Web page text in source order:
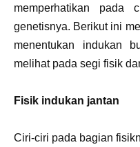
memperhatikan
genetisnya. Berikut ini
menentukan indukan
melihat pada segi fisik
Fisik indukan jantan
Ciri-ciri pada bagian